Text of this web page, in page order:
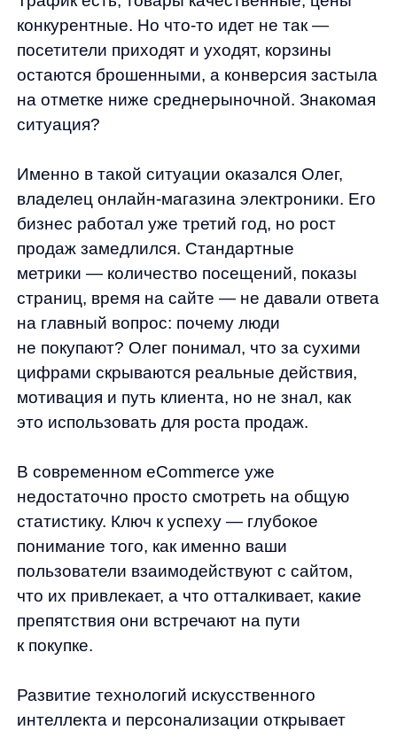
владелец онлайн-магазина электроники. Его
бизнес работал уже третий год, но рост
продаж замедлился. Стандартные
метрики — количество посещений, показы
страниц, время на сайте — не давали ответа
не покупают? Олег понимал, что за сухими
мотивация и путь клиента, но не знал, как
это использовать для роста продаж.
В современном eCommerce уже
недостаточно просто смотреть на общую
статистику. Ключ к успеху — глубокое
понимание того, как именно ваши
пользователи взаимодействуют с сайтом,
что их привлекает, а что отталкивает, какие
препятствия они встречают на пути
Развитие технологий искусственного
новые горизонты в анализе поведения
пользователей. Сегодня мы можем не только
видеть, что делают посетители,
но и понимать, почему они это делают,
а главное — прогнозировать их будущие
действия и влиять на них.
По данным McKinsey, компании, которые
эффективно используют анализ поведения
и увеличение эффективности
маркетинговых расходов до 30%.